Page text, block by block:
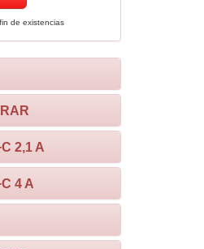
de existencias
2,1 A
4 A